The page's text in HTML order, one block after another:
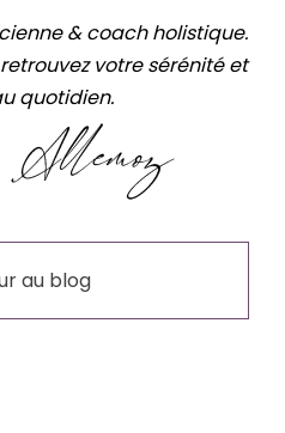
& coach holistique.
votre sérénité et
quotidien.
au blog